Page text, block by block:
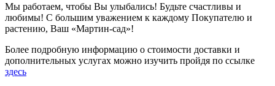
Мы работаем, чтобы Вы улыбались! Будьте счастливы и
любимы! С большим уважением к каждому Покупателю и
растению, Ваш «Мартин-сад»!
Более подробную информацию о стоимости доставки и
дополнительных услугах можно изучить пройдя по ссылке
здесь